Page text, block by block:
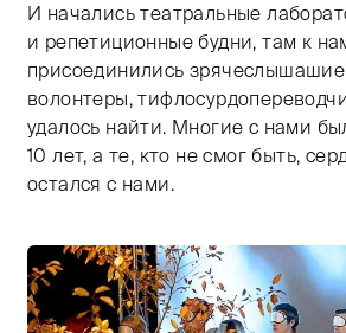
И начались театральные
и репетиционные будни, там к
присоединились
волонтеры,
удалось найти. Многие с нами
10 лет, а те, кто не смог быть,
остался с нами.